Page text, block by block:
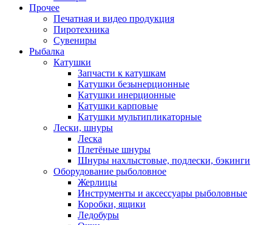
Прочее
Печатная и видео продукция
Пиротехника
Сувениры
Рыбалка
Катушки
Запчасти к катушкам
Катушки безынерционные
Катушки инерционные
Катушки карповые
Катушки мультипликаторные
Лески, шнуры
Леска
Плетёные шнуры
Шнуры нахлыстовые, подлески, бэкинги
Оборудование рыболовное
Жерлицы
Инструменты и аксессуары рыболовные
Коробки, ящики
Ледобуры